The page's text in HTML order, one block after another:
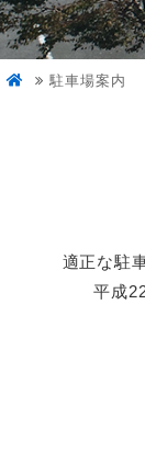
駐車場案内
適正な駐
平成